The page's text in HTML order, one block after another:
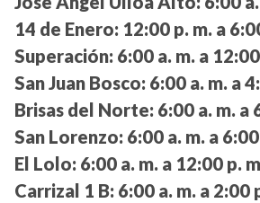
14 de Enero: 12:00 p. m. a
Superación: 6:00 a. m. a
San Juan Bosco: 6:00 a. m. a
Brisas del Norte: 6:00 a. m. a
San Lorenzo: 6:00 a. m. a
El Lolo: 6:00 a. m. a 12:00 p.
Carrizal 1 B: 6:00 a. m. a 2:00